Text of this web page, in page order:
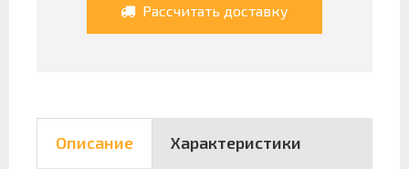
Рассчитать доставку
Описание Характеристики